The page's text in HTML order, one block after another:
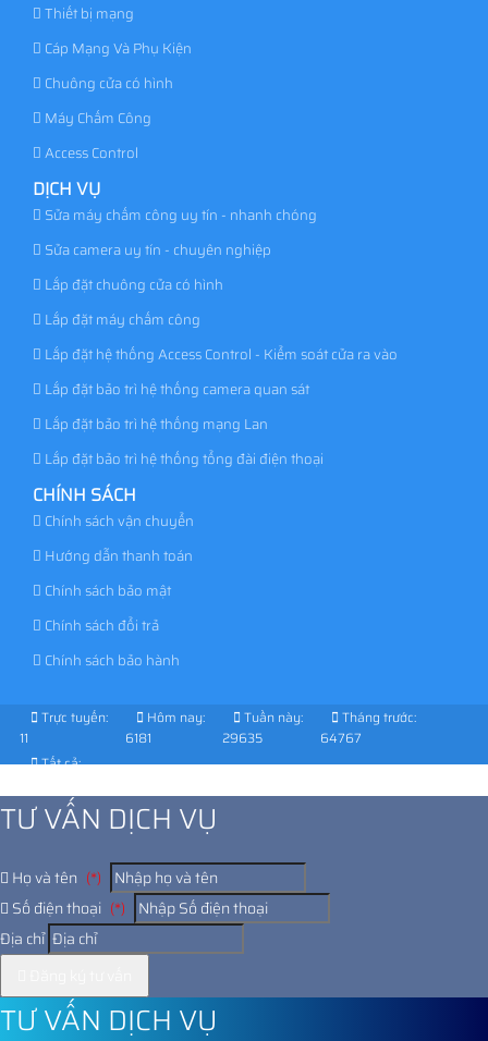
Thiết bị mạng
Cáp Mạng Và Phụ Kiện
Chuông cửa có hình
Máy Chấm Công
Access Control
DỊCH VỤ
Sửa máy chấm công uy tín - nhanh chóng
Sửa camera uy tín - chuyên nghiệp
Lắp đặt chuông cửa có hình
Lắp đặt máy chấm công
Lắp đặt hệ thống Access Control - Kiểm soát cửa ra vào
Lắp đặt bảo trì hệ thống camera quan sát
Lắp đặt bảo trì hệ thống mạng Lan
Lắp đặt bảo trì hệ thống tổng đài điện thoại
CHÍNH SÁCH
Chính sách vận chuyển
Hướng dẫn thanh toán
Chính sách bảo mật
Chính sách đổi trả
Chính sách bảo hành
Trực tuyến:
11
Hôm nay:
6181
Tuần này:
29635
Tháng trước:
64767
Tất cả:
TƯ VẤN DỊCH VỤ
Họ và tên (*)
Số điện thoại (*)
Địa chỉ
TƯ VẤN DỊCH VỤ